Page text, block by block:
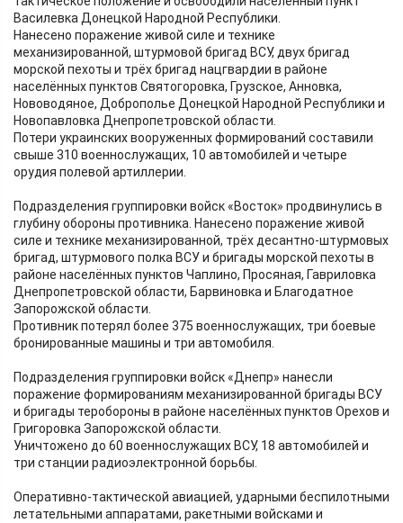
Василевка Донецкой Народной Республики.
Нанесено поражение живой силе и технике
механизированной, штурмовой бригад ВСУ, двух бригад
морской пехоты и трёх бригад нацгвардии в районе
населённых пунктов Святогоровка, Грузское, Анновка,
Нововодяное, Доброполье Донецкой Народной Республики и
Новопавловка Днепропетровской области.
Потери украинских вооруженных формирований составили
свыше 310 военнослужащих, 10 автомобилей и четыре
орудия полевой артиллерии.
Подразделения группировки войск «Восток» продвинулись в
глубину обороны противника. Нанесено поражение живой
силе и технике механизированной, трёх десантно-штурмовых
бригад, штурмового полка ВСУ и бригады морской пехоты в
районе населённых пунктов Чаплино, Просяная, Гавриловка
Днепропетровской области, Барвиновка и Благодатное
Запорожской области.
Противник потерял более 375 военнослужащих, три боевые
бронированные машины и три автомобиля.
Подразделения группировки войск «Днепр» нанесли
поражение формированиям механизированной бригады ВСУ
и бригады теробороны в районе населённых пунктов Орехов и
Григоровка Запорожской области.
Уничтожено до 60 военнослужащих ВСУ, 18 автомобилей и
три станции радиоэлектронной борьбы.
Оперативно-тактической авиацией, ударными беспилотными
летательными аппаратами, ракетными войсками и